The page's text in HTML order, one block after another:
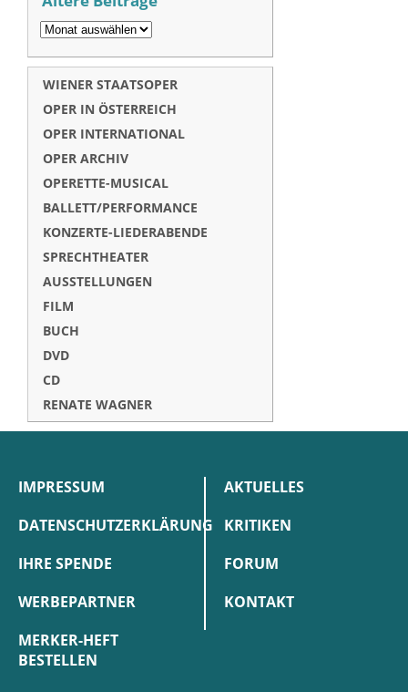
WIENER STAATSOPER
OPER IN ÖSTERREICH
OPER INTERNATIONAL
OPER ARCHIV
OPERETTE-MUSICAL
BALLETT/PERFORMANCE
KONZERTE-LIEDERABENDE
SPRECHTHEATER
AUSSTELLUNGEN
FILM
BUCH
DVD
CD
RENATE WAGNER
IMPRESSUM
DATENSCHUTZERKLÄRUNG
IHRE SPENDE
WERBEPARTNER
MERKER-HEFT
BESTELLEN
AKTUELLES
KRITIKEN
FORUM
KONTAKT